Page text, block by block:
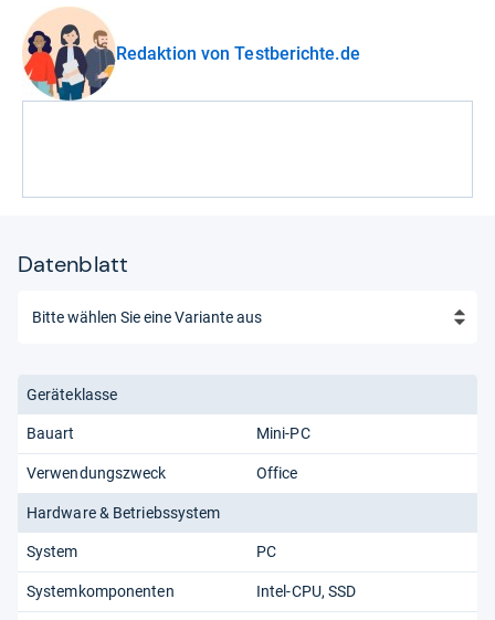
Redaktion von Testberichte.de
Datenblatt
Geräteklasse
Bauart Mini-PC
Verwendungszweck Office
Hardware & Betriebssystem
System PC
Systemkomponenten Intel-CPU SSD